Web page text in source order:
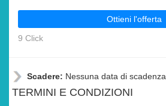
Ottieni l'offerta
9 Click
Scadere: Nessuna data di scadenza
TERMINI E CONDIZIONI